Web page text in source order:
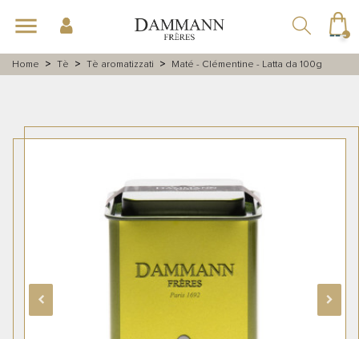
navigazione
Toggle
menu
☰
Home Tè Tè aromatizzati Maté - Clémentine - Latta da 100g